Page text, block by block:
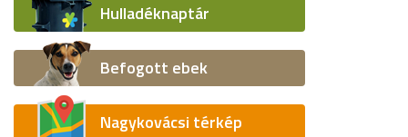
Hulladéknaptár
Befogott ebek
Nagykovácsi térkép